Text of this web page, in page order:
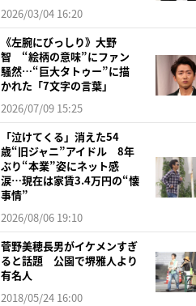
2026/03/04 16:20
《左腕にびっしり》大野
智 “絵柄の意味”にファン
騒然…“巨大タトゥー”に描
かれた「7文字の言葉」
2026/07/09 15:25
「泣けてくる」消えた54
歳“旧ジャニ”アイドル 8年
ぶり“本業”姿にネット感
涙…現在は家賃3.4万円の“懐
事情”
2026/08/06 19:10
菅野美穂長男がイケメンすぎ
ると話題 公園で堺雅人より
有名人
2018/05/24 16:00